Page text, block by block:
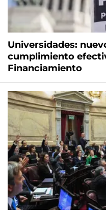
Universidades:
cumplimiento
Financiamiento